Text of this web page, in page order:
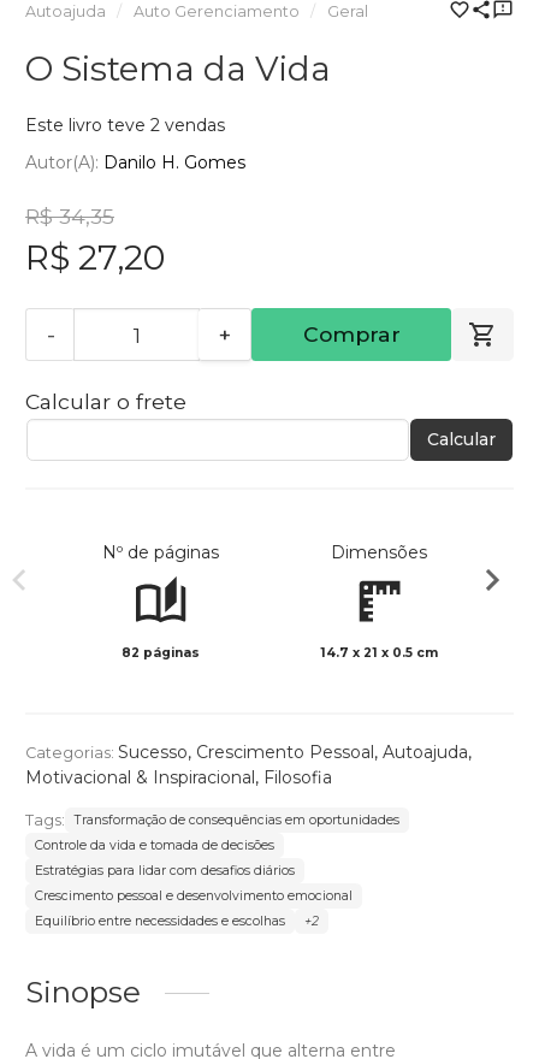
Autoajuda Auto Gerenciamento Geral
O Sistema da Vida
Este livro teve 2 vendas
Autor(a): Danilo H. Gomes
R$ 34,35
R$ 27,20
- + Comprar
Calcular o frete
Calcular
Nº de páginas
82 páginas
Dimensões
14.7 x 21 x 0.5 cm
Categorias: Sucesso, Crescimento Pessoal, Autoajuda,
Motivacional & Inspiracional, Filosofia
Tags:
Transformação de consequências em oportunidades
Controle da vida e tomada de decisões
Estratégias para lidar com desafios diários
Crescimento pessoal e desenvolvimento emocional
Equilíbrio entre necessidades e escolhas
+2
Sinopse
A vida é um ciclo imutável que alterna entre